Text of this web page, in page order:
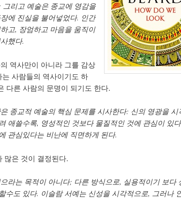
그리고 예술은 종교에 영감을
에 진실을 불어넣었다. 인간
고, 장엄하고 마음을 움직이
했다.
역사만이 아니라 그를 감상
사람들의 역사이기도 하
다른 사람의 문명이 되기도 한다.
종교적 예술의 핵심 문제를 시사한다: 신의 영광을 시
애쓸수록, 영성적인 것보다 물질적인 것에 관심이 있
관심있다는 비난에 직면하게 된다.
많은 것이 결정된다.
라는 목적이 아니다; 다른 방식으로, 실용적이기 보다
수도 있다. 이슬람 서예는 신성을 시각적으로, 그러나